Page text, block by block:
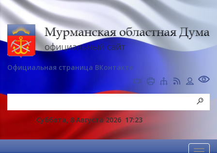
Официальная страница ВКонтакте
Суббота, 8 Августа 2026 17:23